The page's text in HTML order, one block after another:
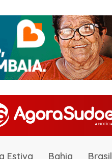
Estiva Bahia Brasil